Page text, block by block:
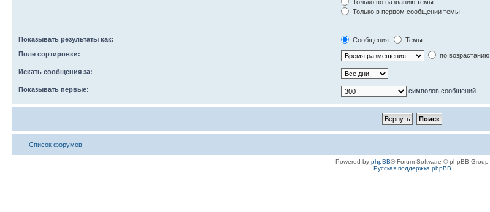
Только по названию темы
Только в первом сообщении темы
Показывать результаты как: Сообщения
Темы
Поле сортировки:
по возрастанию
Искать сообщения за:
Показывать первые: символов сообщений
Список форумов
Powered by phpBB® Forum Software © phpBB Group
Русская поддержка phpBB